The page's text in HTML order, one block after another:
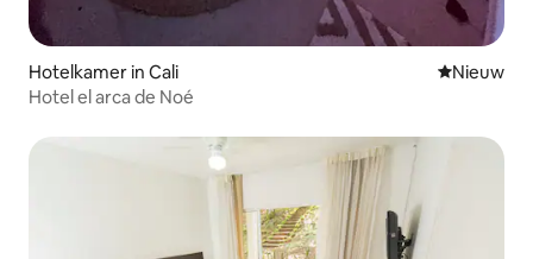
Hotelkamer in Cali Nieuwe
Nieuw
Hotel el arca de Noé